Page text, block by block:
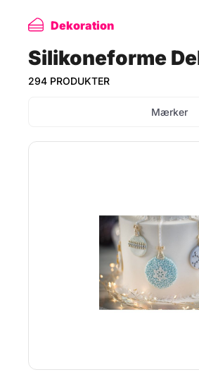
Dekoration
Silikoneforme
294 PRODUKTER
Mærker